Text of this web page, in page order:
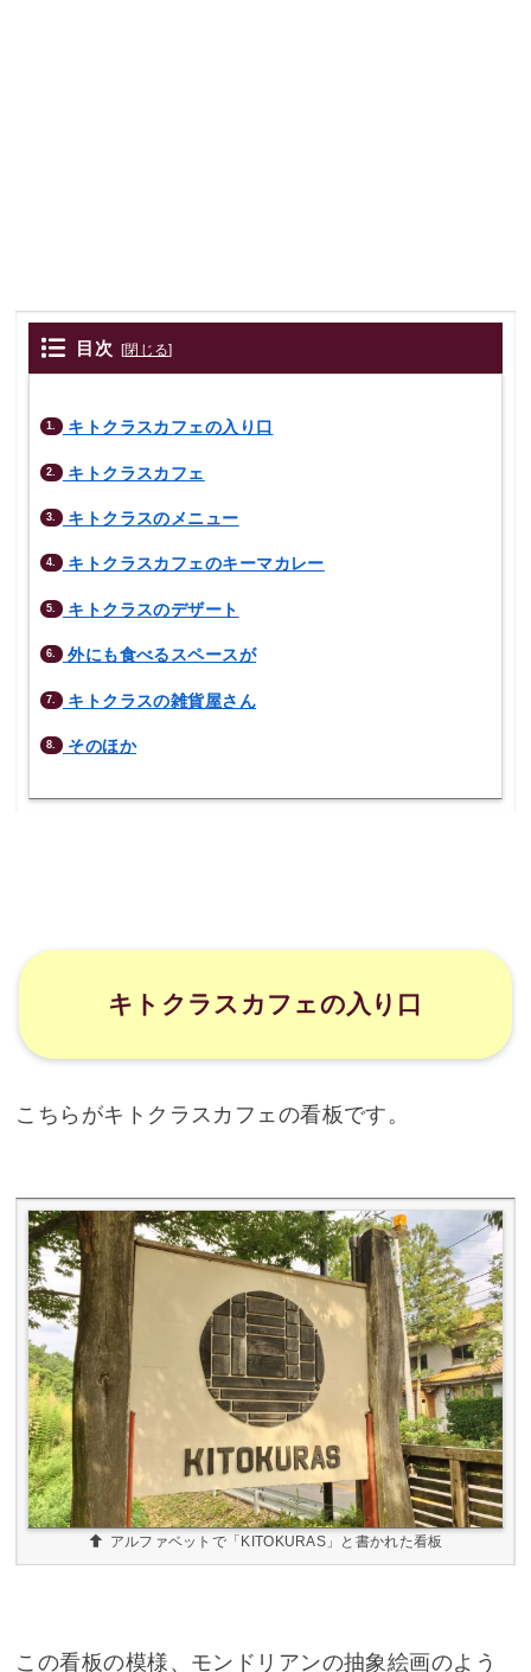
目次 [閉じる]
1. キトクラスカフェの入り口
2. キトクラスカフェ
3. キトクラスのメニュー
4. キトクラスカフェのキーマカレー
5. キトクラスのデザート
6. 外にも食べるスペースが
7. キトクラスの雑貨屋さん
8. そのほか
キトクラスカフェの入り口
こちらがキトクラスカフェの看板です。
アルファベットで「KITOKURAS」と書かれた看板
この看板の模様、モンドリアンの抽象絵画のよう